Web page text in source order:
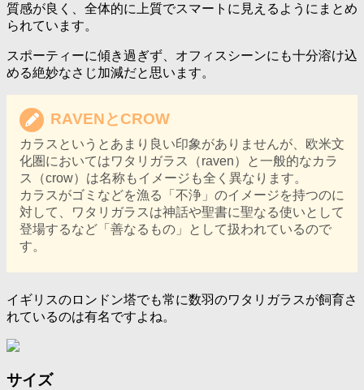
質感が良く、全体的に上質でスマートに見えるようにまとめ
られています。
スポーティーに傾き過ぎず、オフィスシーンにも十分溶け込
める絶妙なさじ加減だと思います。
RAVENとCROW
カラスというとあまり良い印象がありませんが、欧米文
化圏においてはワタリガラス（raven）と一般的なカラ
ス（crow）は名称もイメージも全く異なります。
カラスがゴミなどを漁る「不浄」のイメージを持つのに
対して、ワタリガラスは神話や聖書に聖なる使いとして
登場するなど「善なるもの」として扱われているので
す。
イギリスのロンドン塔でも常に数羽のワタリガラスが飼育さ
れているのは有名ですよね。
サイズ